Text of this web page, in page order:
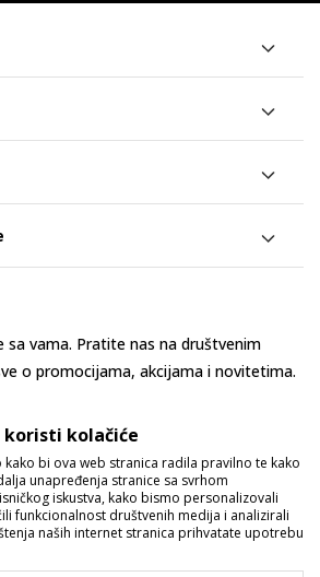
sa vama. Pratite nas na društvenim
o promocijama, akcijama i novitetima.
koristi kolačiće
bi ova web stranica radila pravilno te kako
unapređenja stranice sa svrhom
iskustva, kako bismo personalizovali
funkcionalnost društvenih medija i analizirali
naših internet stranica prihvatate upotrebu